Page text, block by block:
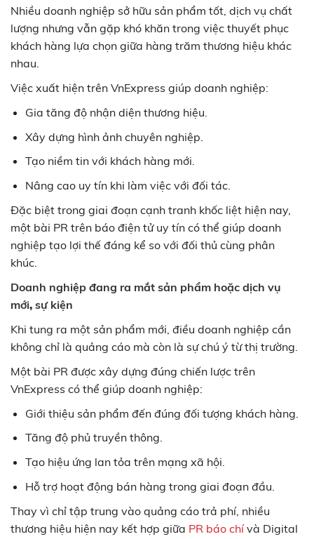
Nhiều doanh nghiệp sở hữu sản phẩm tốt, dịch vụ chất
lượng nhưng vẫn gặp khó khăn trong việc thuyết phục
khách hàng lựa chọn giữa hàng trăm thương hiệu khác
nhau.
Việc xuất hiện trên VnExpress giúp doanh nghiệp:
Gia tăng độ nhận diện thương hiệu.
Xây dựng hình ảnh chuyên nghiệp.
Tạo niềm tin với khách hàng mới.
Nâng cao uy tín khi làm việc với đối tác.
Đặc biệt trong giai đoạn cạnh tranh khốc liệt hiện nay,
một bài PR trên báo điện tử uy tín có thể giúp doanh
nghiệp tạo lợi thế đáng kể so với đối thủ cùng phân
khúc.
Doanh nghiệp đang ra mắt sản phẩm hoặc dịch vụ
mới, sự kiện
Khi tung ra một sản phẩm mới, điều doanh nghiệp cần
không chỉ là quảng cáo mà còn là sự chú ý từ thị trường.
Một bài PR được xây dựng đúng chiến lược trên
VnExpress có thể giúp doanh nghiệp:
Giới thiệu sản phẩm đến đúng đối tượng khách hàng.
Tăng độ phủ truyền thông.
Tạo hiệu ứng lan tỏa trên mạng xã hội.
Hỗ trợ hoạt động bán hàng trong giai đoạn đầu.
Thay vì chỉ tập trung vào quảng cáo trả phí, nhiều
thương hiệu hiện nay kết hợp giữa PR báo chívà Digital